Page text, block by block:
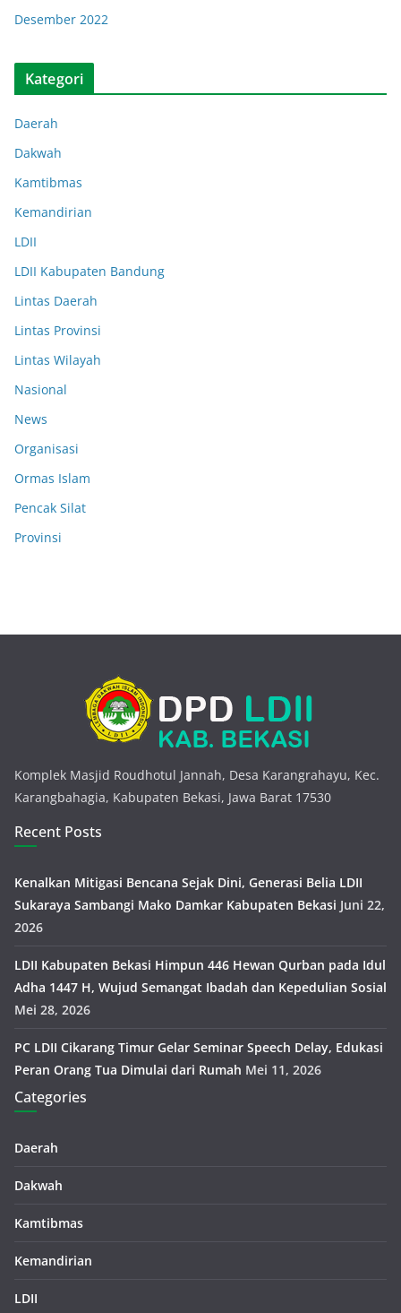
Desember 2022
Kategori
Daerah
Dakwah
Kamtibmas
Kemandirian
LDII
LDII Kabupaten Bandung
Lintas Daerah
Lintas Provinsi
Lintas Wilayah
Nasional
News
Organisasi
Ormas Islam
Pencak Silat
Provinsi
Komplek Masjid Roudhotul Jannah, Desa Karangrahayu, Kec.
Karangbahagia, Kabupaten Bekasi, Jawa Barat 17530
Recent Posts
Kenalkan Mitigasi Bencana Sejak Dini, Generasi Belia LDII
Sukaraya Sambangi Mako Damkar Kabupaten Bekasi Juni 22,
2026
LDII Kabupaten Bekasi Himpun 446 Hewan Qurban pada Idul
Adha 1447 H, Wujud Semangat Ibadah dan Kepedulian Sosial
Mei 28, 2026
PC LDII Cikarang Timur Gelar Seminar Speech Delay, Edukasi
Peran Orang Tua Dimulai dari Rumah Mei 11, 2026
Categories
Daerah
Dakwah
Kamtibmas
Kemandirian
LDII